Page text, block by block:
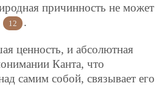
причинность не может
12 .
ценность, и абсолютная
Канта, что
самим собой, связывает его